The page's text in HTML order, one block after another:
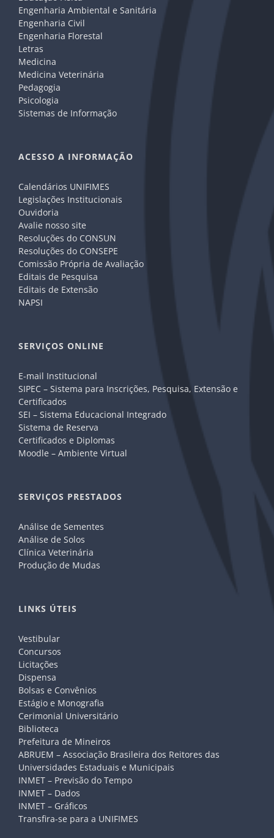
Engenharia Ambiental e Sanitária
Engenharia Civil
Engenharia Florestal
Letras
Medicina
Medicina Veterinária
Pedagogia
Psicologia
Sistemas de Informação
ACESSO A INFORMAÇÃO
Calendários UNIFIMES
Legislações Institucionais
Ouvidoria
Avalie nosso site
Resoluções do CONSUN
Resoluções do CONSEPE
Comissão Própria de Avaliação
Editais de Pesquisa
Editais de Extensão
NAPSI
SERVIÇOS ONLINE
E-mail Institucional
SIPEC – Sistema para Inscrições, Pesquisa, Extensão e
Certificados
SEI – Sistema Educacional Integrado
Sistema de Reserva
Certificados e Diplomas
Moodle – Ambiente Virtual
SERVIÇOS PRESTADOS
Análise de Sementes
Análise de Solos
Clínica Veterinária
Produção de Mudas
LINKS ÚTEIS
Vestibular
Concursos
Licitações
Dispensa
Bolsas e Convênios
Estágio e Monografia
Cerimonial Universitário
Biblioteca
Prefeitura de Mineiros
ABRUEM – Associação Brasileira dos Reitores das
Universidades Estaduais e Municipais
INMET – Previsão do Tempo
INMET – Dados
INMET – Gráficos
Transfira-se para a UNIFIMES